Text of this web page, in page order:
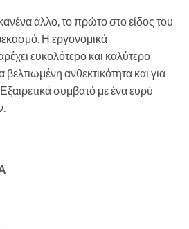
άλλο, το πρώτο στο είδος του
Η εργονομικά
ευκολότερο και καλύτερο
βελτιωμένη ανθεκτικότητα και για
συμβατό με ένα ευρύ